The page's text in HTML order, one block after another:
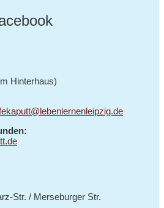
Hinterhaus)
Str. / Merseburger Str.